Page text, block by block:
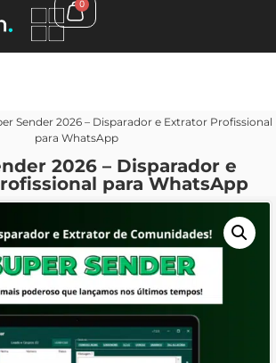
0
Sender 2026 – Disparador e Extrator Profissional
para WhatsApp
2026 – Disparador e
para WhatsApp